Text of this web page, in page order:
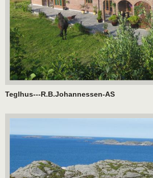
Teglhus---R.B.Johannessen-AS